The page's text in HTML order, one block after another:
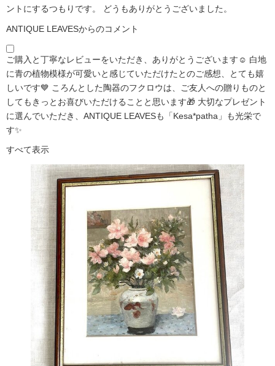
ントにするつもりです。 どうもありがとうございました。
ANTIQUE LEAVESからのコメント
ご購入と丁寧なレビューをいただき、ありがとうございます☺️ 白地
に青の植物模様が可愛いと感じていただけたとのご感想、とても嬉
しいです💙 ころんとした陶器のフクロウは、ご友人への贈りものと
してもきっとお喜びいただけることと思います🎁 大切なプレゼント
に選んでいただき、ANTIQUE LEAVESも「Kesa*patha」も光栄で
す✨
すべて表示